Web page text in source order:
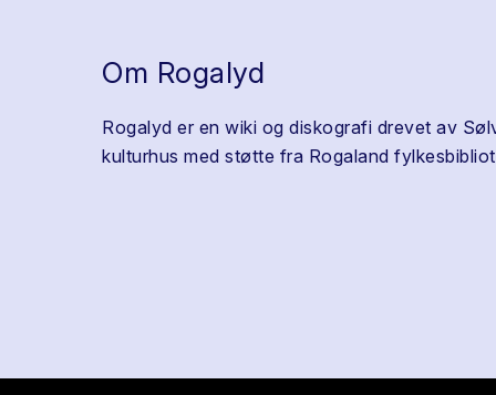
Om Rogalyd
Rogalyd er en wiki og diskografi drevet av
kulturhus med støtte fra Rogaland